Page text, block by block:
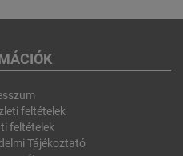
feltételek
feltételek
Tájékoztató